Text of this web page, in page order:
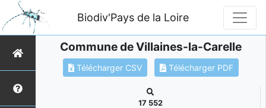
Biodiv'Pays de la Loire
Commune de Villaines-la-Carelle
Télécharger CSV Télécharger PDF
17 552